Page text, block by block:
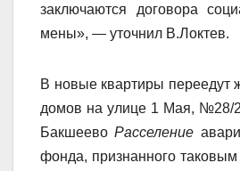
заключаются договора
мены», — уточнил В.Локтев.
В новые квартиры переедут
домов на улице 1 Мая, №28/
БакшеевоРасселение
фонда, признанного